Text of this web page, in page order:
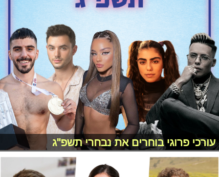
עורכי פרוגי בוחרים את נבחרי תשפ"ג